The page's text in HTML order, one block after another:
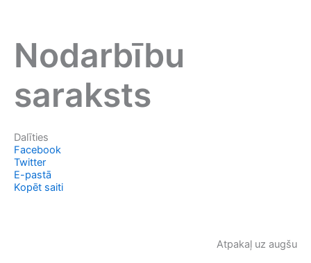
Nodarbību
saraksts
Dalīties
Facebook
Twitter
E-pastā
Kopēt saiti
Atpakaļ uz augšu